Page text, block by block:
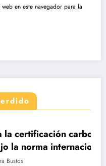
en este navegador para la
carbono
internacional ISO